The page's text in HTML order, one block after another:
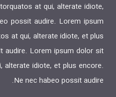
at qui, alterate idiote,
possit audire. Lorem ipsum
at qui, alterate idiote, et plus
audire. Lorem ipsum dolor sit
idiote, et plus encore.
Ne nec habeo possit audire.